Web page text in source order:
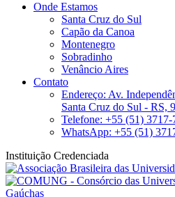
Onde Estamos
Santa Cruz do Sul
Capão da Canoa
Montenegro
Sobradinho
Venâncio Aires
Contato
Endereço: Av.
Santa Cruz do Sul - RS,
Telefone: +55 (51) 3717-
WhatsApp: +55 (51)
Instituição Credenciada